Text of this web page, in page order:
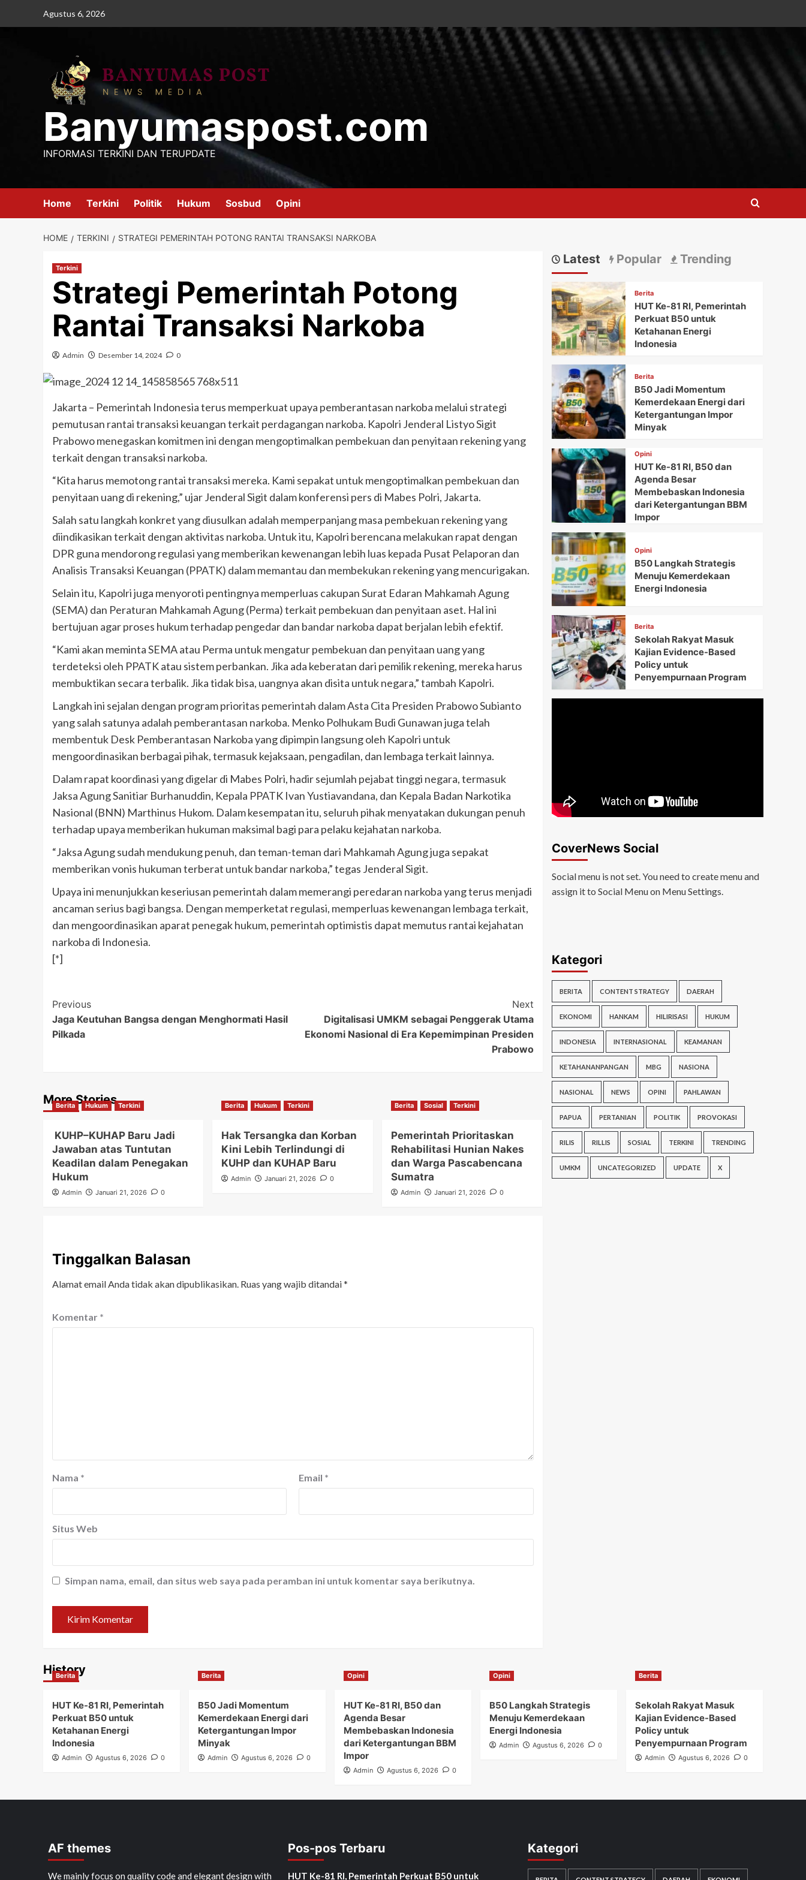
Agustus 6, 2026
Banyumaspost.com
INFORMASI TERKINI DAN TERUPDATE
Home Terkini Politik Hukum Sosbud Opini
HOME TERKINI STRATEGI PEMERINTAH POTONG RANTAI TRANSAKSI NARKOBA
Terkini
Strategi Pemerintah Potong
Rantai Transaksi Narkoba
Admin Desember 14, 2024 0
Jakarta – Pemerintah Indonesia terus memperkuat upaya pemberantasan narkoba melalui strategi
pemutusan rantai transaksi keuangan terkait perdagangan narkoba. Kapolri Jenderal Listyo Sigit
Prabowo menegaskan komitmen ini dengan mengoptimalkan pembekuan dan penyitaan rekening yang
terkait dengan transaksi narkoba.
“Kita harus memotong rantai transaksi mereka. Kami sepakat untuk mengoptimalkan pembekuan dan
penyitaan uang di rekening,” ujar Jenderal Sigit dalam konferensi pers di Mabes Polri, Jakarta.
Salah satu langkah konkret yang diusulkan adalah memperpanjang masa pembekuan rekening yang
diindikasikan terkait dengan aktivitas narkoba. Untuk itu, Kapolri berencana melakukan rapat dengan
DPR guna mendorong regulasi yang memberikan kewenangan lebih luas kepada Pusat Pelaporan dan
Analisis Transaksi Keuangan (PPATK) dalam memantau dan membekukan rekening yang mencurigakan.
Selain itu, Kapolri juga menyoroti pentingnya memperluas cakupan Surat Edaran Mahkamah Agung
(SEMA) dan Peraturan Mahkamah Agung (Perma) terkait pembekuan dan penyitaan aset. Hal ini
bertujuan agar proses hukum terhadap pengedar dan bandar narkoba dapat berjalan lebih efektif.
“Kami akan meminta SEMA atau Perma untuk mengatur pembekuan dan penyitaan uang yang
terdeteksi oleh PPATK atau sistem perbankan. Jika ada keberatan dari pemilik rekening, mereka harus
membuktikan secara terbalik. Jika tidak bisa, uangnya akan disita untuk negara,” tambah Kapolri.
Langkah ini sejalan dengan program prioritas pemerintah dalam Asta Cita Presiden Prabowo Subianto
yang salah satunya adalah pemberantasan narkoba. Menko Polhukam Budi Gunawan juga telah
membentuk Desk Pemberantasan Narkoba yang dipimpin langsung oleh Kapolri untuk
mengoordinasikan berbagai pihak, termasuk kejaksaan, pengadilan, dan lembaga terkait lainnya.
Dalam rapat koordinasi yang digelar di Mabes Polri, hadir sejumlah pejabat tinggi negara, termasuk
Jaksa Agung Sanitiar Burhanuddin, Kepala PPATK Ivan Yustiavandana, dan Kepala Badan Narkotika
Nasional (BNN) Marthinus Hukom. Dalam kesempatan itu, seluruh pihak menyatakan dukungan penuh
terhadap upaya memberikan hukuman maksimal bagi para pelaku kejahatan narkoba.
“Jaksa Agung sudah mendukung penuh, dan teman-teman dari Mahkamah Agung juga sepakat
memberikan vonis hukuman terberat untuk bandar narkoba,” tegas Jenderal Sigit.
Upaya ini menunjukkan keseriusan pemerintah dalam memerangi peredaran narkoba yang terus menjadi
ancaman serius bagi bangsa. Dengan memperketat regulasi, memperluas kewenangan lembaga terkait,
dan mengoordinasikan aparat penegak hukum, pemerintah optimistis dapat memutus rantai kejahatan
narkoba di Indonesia.
[*]
Post
Navigation
Previous
Jaga Keutuhan Bangsa dengan Menghormati Hasil
Pilkada
Next
Digitalisasi UMKM sebagai Penggerak Utama
Ekonomi Nasional di Era Kepemimpinan Presiden
Prabowo
More Stories
Berita Hukum Terkini
KUHP–KUHAP Baru Jadi
Jawaban atas Tuntutan
Keadilan dalam Penegakan
Hukum
Admin Januari 21, 2026 0
Berita Hukum Terkini
Hak Tersangka dan Korban
Kini Lebih Terlindungi di
KUHP dan KUHAP Baru
Admin Januari 21, 2026 0
Berita Sosial Terkini
Pemerintah Prioritaskan
Rehabilitasi Hunian Nakes
dan Warga Pascabencana
Sumatra
Admin Januari 21, 2026 0
Tinggalkan Balasan
Alamat email Anda tidak akan dipublikasikan. Ruas yang wajib ditandai*
Komentar *
Nama * Email *
Situs Web
Simpan nama, email, dan situs web saya pada peramban ini untuk komentar saya berikutnya.
Latest Popular Trending
Berita
HUT Ke-81 RI, Pemerintah
Perkuat B50 untuk
Ketahanan Energi
Indonesia
Berita
B50 Jadi Momentum
Kemerdekaan Energi dari
Ketergantungan Impor
Minyak
Opini
HUT Ke-81 RI, B50 dan
Agenda Besar
Membebaskan Indonesia
dari Ketergantungan BBM
Impor
Opini
B50 Langkah Strategis
Menuju Kemerdekaan
Energi Indonesia
Berita
Sekolah Rakyat Masuk
Kajian Evidence-Based
Policy untuk
Penyempurnaan Program
CoverNews Social
Social menu is not set. You need to create menu and
assign it to Social Menu on Menu Settings.
Kategori
BERITA CONTENT STRATEGY DAERAH
EKONOMI HANKAM HILIRISASI HUKUM
INDONESIA INTERNASIONAL KEAMANAN
KETAHANANPANGAN MBG NASIONA
NASIONAL NEWS OPINI PAHLAWAN
PAPUA PERTANIAN POLITIK PROVOKASI
RILIS RILLIS SOSIAL TERKINI TRENDING
UMKM UNCATEGORIZED UPDATE X
History
Berita
HUT Ke-81 RI, Pemerintah
Perkuat B50 untuk
Ketahanan Energi
Indonesia
Admin Agustus 6, 2026 0
Berita
B50 Jadi Momentum
Kemerdekaan Energi dari
Ketergantungan Impor
Minyak
Admin Agustus 6, 2026 0
Opini
HUT Ke-81 RI, B50 dan
Agenda Besar
Membebaskan Indonesia
dari Ketergantungan BBM
Impor
Admin Agustus 6, 2026 0
Opini
B50 Langkah Strategis
Menuju Kemerdekaan
Energi Indonesia
Admin Agustus 6, 2026 0
Berita
Sekolah Rakyat Masuk
Kajian Evidence-Based
Policy untuk
Penyempurnaan Program
Admin Agustus 6, 2026 0
AF themes
We mainly focus on quality code and elegant design with
Pos-pos Terbaru
HUT Ke-81 RI, Pemerintah Perkuat B50 untuk
Kategori